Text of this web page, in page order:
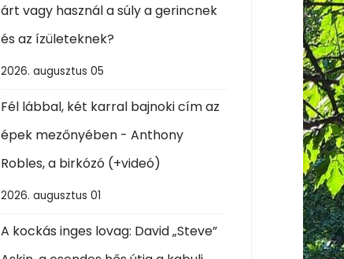
árt vagy használ a súly a gerincnek
és az ízületeknek?
2026. augusztus 05
Fél lábbal, két karral bajnoki cím az
épek mezőnyében - Anthony
Robles, a birkózó (+videó)
2026. augusztus 01
A kockás inges lovag: David „Steve”